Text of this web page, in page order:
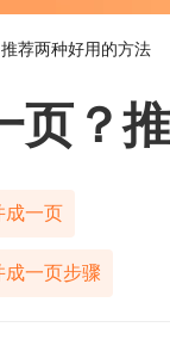
荐两种好用的方法
页？
成一页
成一页步骤